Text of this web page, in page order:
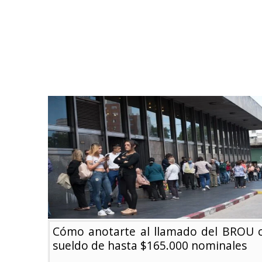
Cómo anotarte al llamado del BROU
sueldo de hasta $165.000 nominales